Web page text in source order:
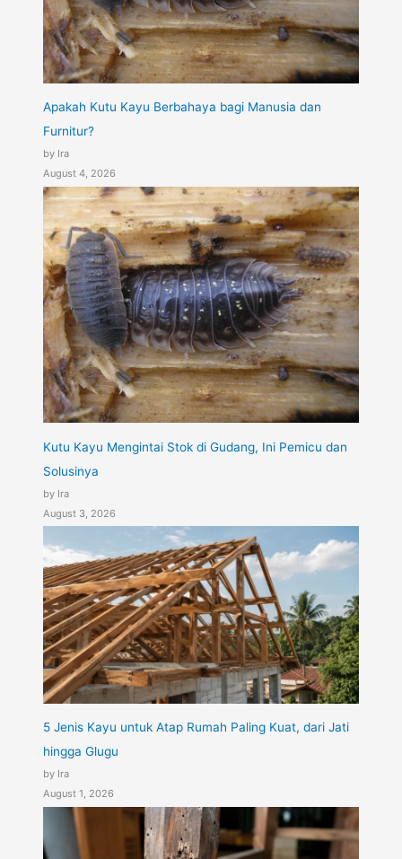
Apakah Kutu Kayu Berbahaya bagi Manusia dan
Furnitur?
by Ira
August 4, 2026
Kutu Kayu Mengintai Stok di Gudang, Ini Pemicu dan
Solusinya
by Ira
August 3, 2026
5 Jenis Kayu untuk Atap Rumah Paling Kuat, dari Jati
hingga Glugu
by Ira
August 1, 2026